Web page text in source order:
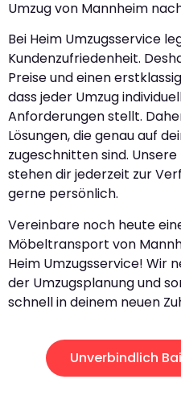
Umzug von Mannheim
Bei Heim Umzugsservice
Kundenzufriedenheit.
Preise und einen
dass jeder Umzug
Anforderungen stellt.
Lösungen, die genau auf
zugeschnitten sind.
stehen dir jederzeit zur
gerne persönlich.
Vereinbare noch heute
Möbeltransport von
Heim Umzugsservice! Wir
der Umzugsplanung und
schnell in deinem neuen
Unverbindlich